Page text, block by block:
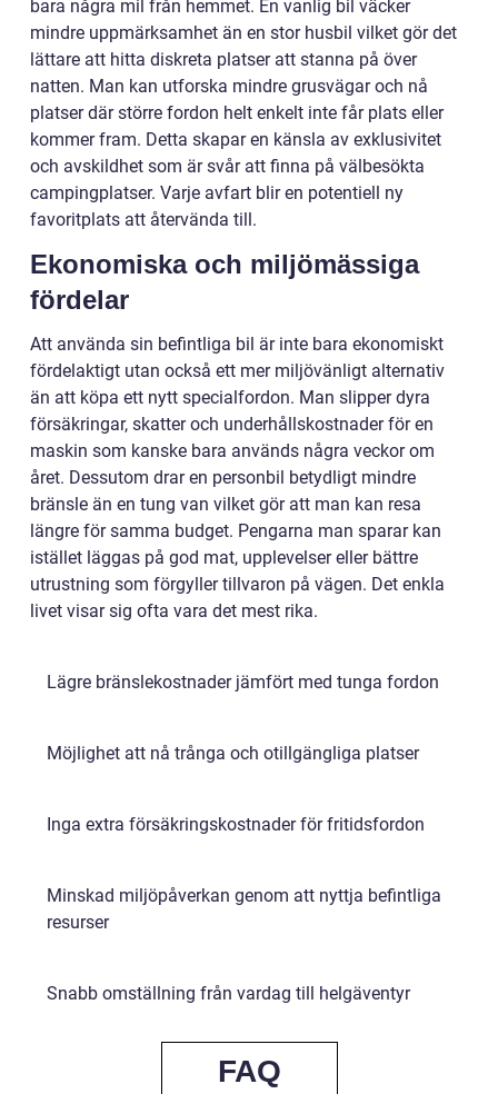
bara några mil från hemmet. En vanlig bil väcker
mindre uppmärksamhet än en stor husbil vilket gör det
lättare att hitta diskreta platser att stanna på över
natten. Man kan utforska mindre grusvägar och nå
platser där större fordon helt enkelt inte får plats eller
kommer fram. Detta skapar en känsla av exklusivitet
och avskildhet som är svår att finna på välbesökta
campingplatser. Varje avfart blir en potentiell ny
favoritplats att återvända till.
Ekonomiska och miljömässiga
fördelar
Att använda sin befintliga bil är inte bara ekonomiskt
fördelaktigt utan också ett mer miljövänligt alternativ
än att köpa ett nytt specialfordon. Man slipper dyra
försäkringar, skatter och underhållskostnader för en
maskin som kanske bara används några veckor om
året. Dessutom drar en personbil betydligt mindre
bränsle än en tung van vilket gör att man kan resa
längre för samma budget. Pengarna man sparar kan
istället läggas på god mat, upplevelser eller bättre
utrustning som förgyller tillvaron på vägen. Det enkla
livet visar sig ofta vara det mest rika.
Lägre bränslekostnader jämfört med tunga fordon
Möjlighet att nå trånga och otillgängliga platser
Inga extra försäkringskostnader för fritidsfordon
Minskad miljöpåverkan genom att nyttja befintliga
resurser
Snabb omställning från vardag till helgäventyr
FAQ